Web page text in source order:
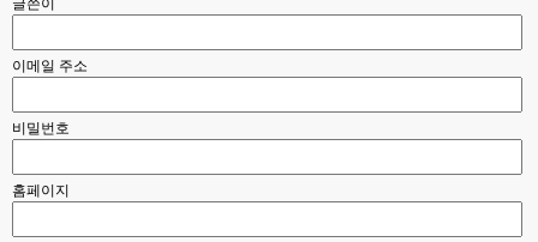
글쓴이
이메일 주소
비밀번호
홈페이지